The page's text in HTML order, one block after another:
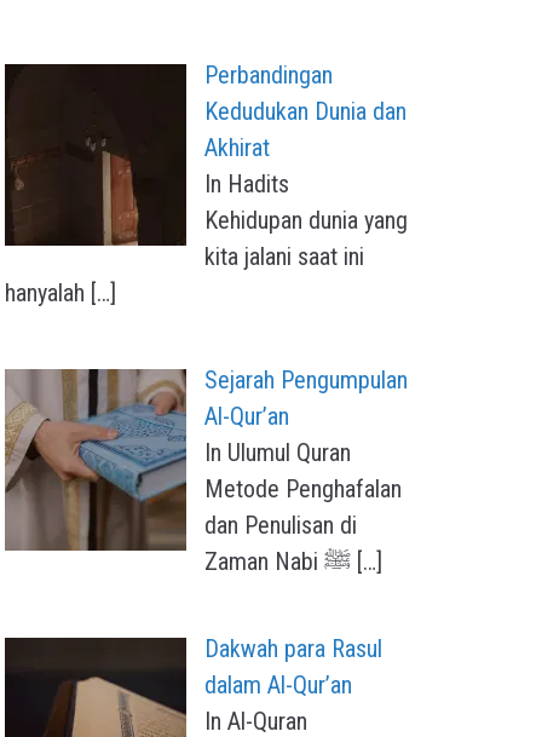
Perbandingan
Kedudukan Dunia dan
Akhirat
In Hadits
Kehidupan dunia yang
kita jalani saat ini
hanyalah […]
Sejarah Pengumpulan
Al-Qur’an
In Ulumul Quran
Metode Penghafalan
dan Penulisan di
[…]
Dakwah para Rasul
dalam Al-Qur’an
In Al-Quran